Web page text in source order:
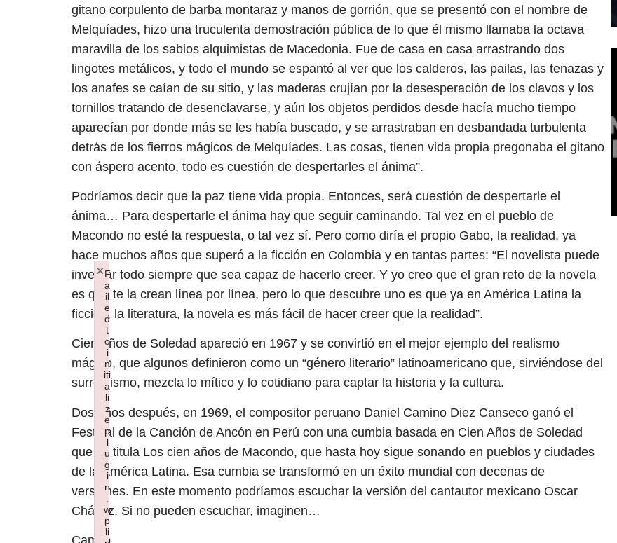
gitano corpulento de barba montaraz y manos de gorrión, que se presentó con el nombre de
Melquíades, hizo una truculenta demostración pública de lo que él mismo llamaba la octava
maravilla de los sabios alquimistas de Macedonia. Fue de casa en casa arrastrando dos
lingotes metálicos, y todo el mundo se espantó al ver que los calderos, las pailas, las tenazas y
los anafes se caían de su sitio, y las maderas crujían por la desesperación de los clavos y los
tornillos tratando de desenclavarse, y aún los objetos perdidos desde hacía mucho tiempo
aparecían por donde más se les había buscado, y se arrastraban en desbandada turbulenta
detrás de los fierros mágicos de Melquíades. Las cosas, tienen vida propia pregonaba el gitano
con áspero acento, todo es cuestión de despertarles el ánima”.
Podríamos decir que la paz tiene vida propia. Entonces, será cuestión de despertarle el
ánima… Para despertarle el ánima hay que seguir caminando. Tal vez en el pueblo de
Macondo no esté la respuesta, o tal vez sí. Pero como diría el propio Gabo, la realidad, ya
hace muchos años que superó a la ficción en Colombia y en tantas partes: “El novelista puede
inventar todo siempre que sea capaz de hacerlo creer. Y yo creo que el gran reto de la novela
es que te la crean línea por línea, pero lo que descubre uno es que ya en América Latina la
ficción, la literatura, la novela es más fácil de hacer creer que la realidad”.
Cien Años de Soledad apareció en 1967 y se convirtió en el mejor ejemplo del realismo
mágico, que algunos definieron como un “género literario” latinoamericano que, sirviéndose del
surrealismo, mezcla lo mítico y lo cotidiano para captar la historia y la cultura.
Dos años después, en 1969, el compositor peruano Daniel Camino Diez Canseco ganó el
Festival de la Canción de Ancón en Perú con una cumbia basada en Cien Años de Soledad
que se titula Los cien años de Macondo, que hasta hoy sigue sonando en pueblos y ciudades
de la América Latina. Esa cumbia se transformó en un éxito mundial con decenas de
versiones. En este momento podríamos escuchar la versión del cantautor mexicano Oscar
Chávez. Si no pueden escuchar, imaginen…
F
a
il
e
d
t
o
i
n
iti
a
li
z
e
p
l
u
g
i
n
:
w
p
li
×